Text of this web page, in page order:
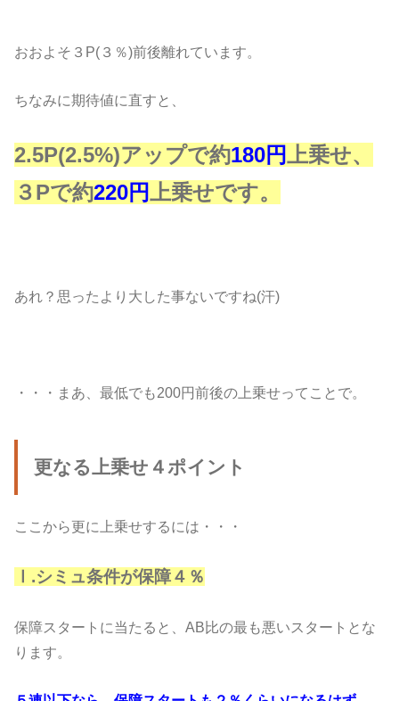
おおよそ３P(３％)前後離れています。
ちなみに期待値に直すと、
2.5P(2.5%)アップで約180円上乗せ、
３Pで約220円上乗せです。
あれ？思ったより大した事ないですね(汗)
・・・まあ、最低でも200円前後の上乗せってことで。
更なる上乗せ４ポイント
ここから更に上乗せするには・・・
Ⅰ.シミュ条件が保障４％
保障スタートに当たると、AB比の最も悪いスタートとな
ります。